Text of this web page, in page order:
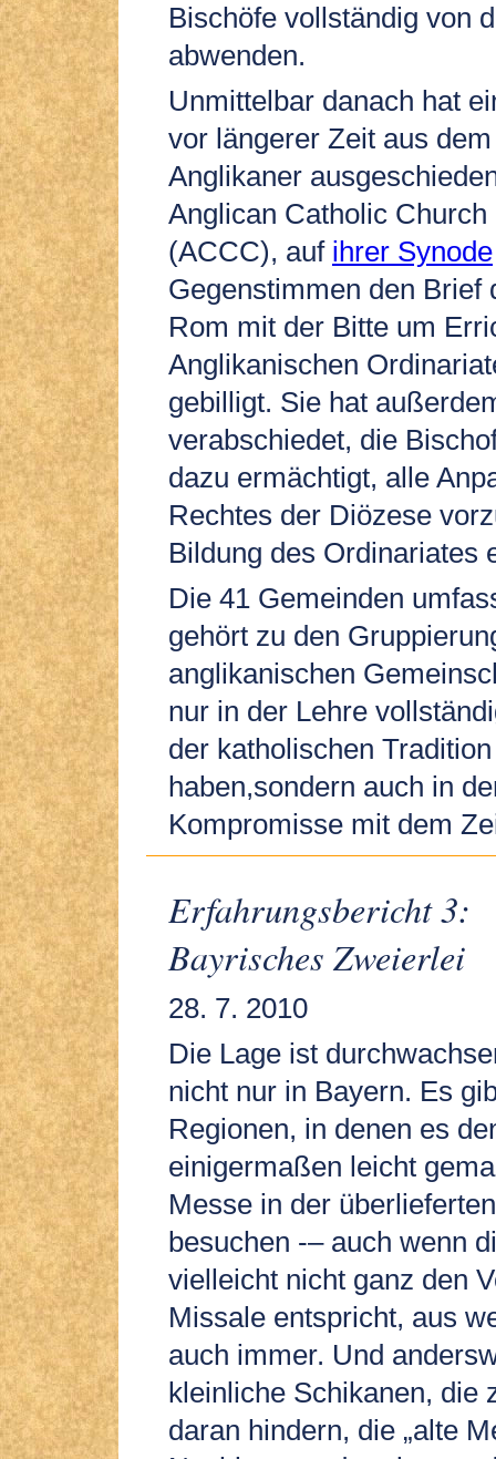
Bischöfe vollständig von
abwenden.
Unmittelbar danach hat
vor längerer Zeit aus
Anglikaner
Anglican Catholic Church
(ACCC), auf ihrer Synode
Gegenstimmen den Brief
Rom mit der Bitte um
Anglikanischen
gebilligt. Sie hat
verabschiedet, die
dazu ermächtigt, alle
Rechtes der Diözese
Bildung des Ordinariates
Die 41 Gemeinden
gehört zu den
anglikanischen
nur in der Lehre
der katholischen
haben,sondern auch in
Kompromisse mit dem
Erfahrungsbericht 3:
Bayrisches Zweierlei
28. 7. 2010
Die Lage ist
nicht nur in Bayern. Es
Regionen, in denen es
einigermaßen leicht
Messe in der
besuchen -– auch wenn
vielleicht nicht ganz den
Missale entspricht, aus
auch immer. Und
kleinliche Schikanen, die
daran hindern, die „alte